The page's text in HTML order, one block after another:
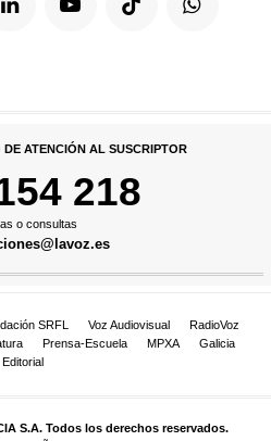
ATENCIÓN AL SUSCRIPTOR
218
o consultas
SRFL Voz Audiovisual
RadioVoz
Prensa-Escuela MPXA
Galicia
Editorial
S.A. Todos los derechos reservados.